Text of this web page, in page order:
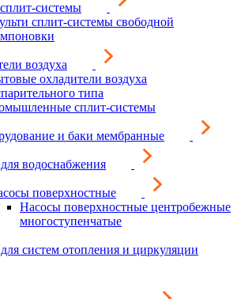
системы
сплит-системы свободной
воздуха
охладители воздуха
типа
сплит-системы
и баки мембранные
водоснабжения
поверхностные
Насосы поверхностные центробежные
многоступенчатые
систем отопления и циркуляции